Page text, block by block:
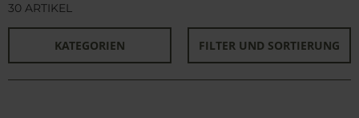
KATEGORIEN FILTER UND SORTIERUNG
30 ARTIKEL